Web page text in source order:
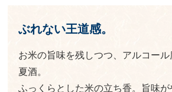
ぶれない王道感。
お米の旨味を残しつつ、アルコー
夏酒。
ふっくらとした米の立ち香。旨味